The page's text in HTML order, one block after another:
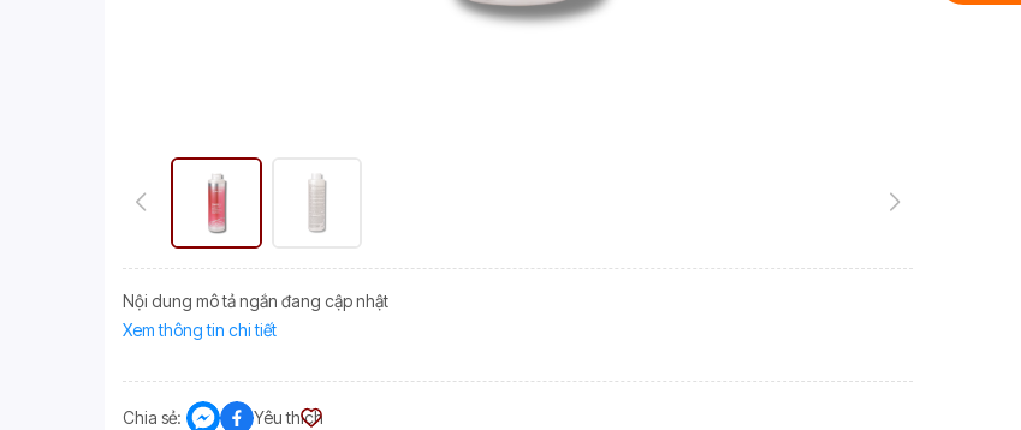
Nội dung mô tả ngắn đang cập nhật
Xem thông tin chi tiết
Chia sẻ: Yêu thích